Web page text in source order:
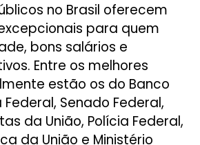
no Brasil oferecem
para quem
bons salários e
Entre os melhores
estão os do Banco
Senado Federal,
da União, Polícia Federal,
da União e Ministério